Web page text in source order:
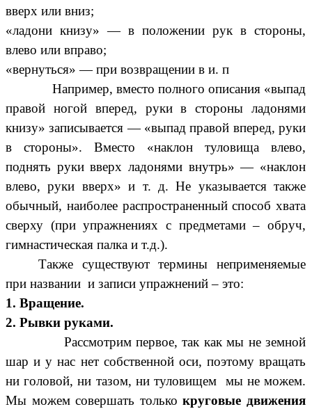
вверх или вниз;
«ладони книзу» — в положении рук в стороны,
влево или вправо;
«вернуться» — при возвращении в и. п
Например, вместо полного описания «выпад
правой ногой вперед, руки в стороны ладонями
книзу» записывается — «выпад правой вперед, руки
в стороны». Вместо «наклон туловища влево,
поднять руки вверх ладонями внутрь» — «наклон
влево, руки вверх» и т. д. Не указывается также
обычный, наиболее распространенный способ хвата
сверху (при упражнениях с предметами – обруч,
гимнастическая палка и т.д.).
Также существуют термины неприменяемые
при названии и записи упражнений – это:
1. Вращение.
2. Рывки руками.
Рассмотрим первое, так как мы не земной
шар и у нас нет собственной оси, поэтому вращать
ни головой, ни тазом, ни туловищем мы не можем.
Мы можем совершать толькокруговые движения